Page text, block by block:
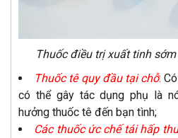
Thuốc điều trị xuất tinh
Thuốc tê quy đầu tại chỗ:
có thể gây tác dụng phụ là
hưởng thuốc tê đến bạn tình;
Các thuốc ức chế tái hấp